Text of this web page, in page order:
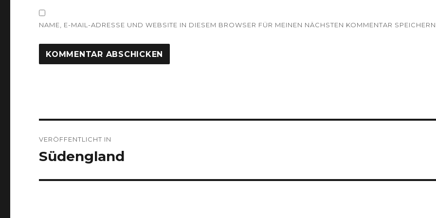
NAME, E-MAIL-ADRESSE UND WEBSITE IN DIESEM BROWSER FÜR MEINEN NÄCHSTEN KOMMENTAR
VERÖFFENTLICHT IN
Südengland